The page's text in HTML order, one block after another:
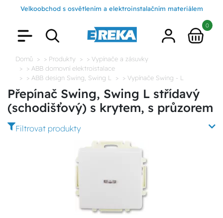
Velkoobchod s osvětlením a elektroinstalačním materiálem
0
Domů > Produkty
> Vypínače a zásuvky
> ABB domovní elektroistalace
> ABB design Swing, Swing L
> Vypínače Swing - L
Přepínač Swing, Swing L střídavý
(schodišťový) s krytem, s průzorem
Filtrovat produkty